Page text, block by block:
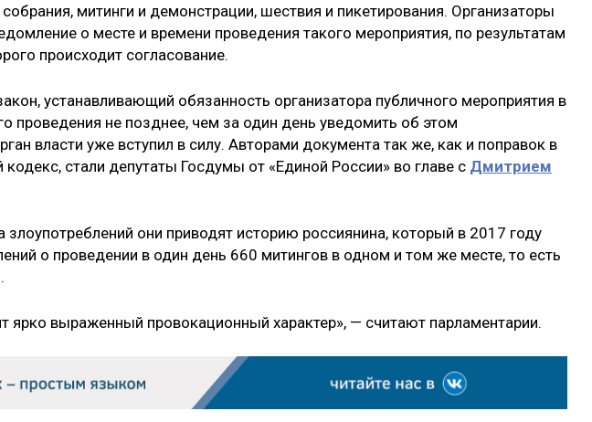
митинги и демонстрации, шествия и пикетирования. Организаторы
о месте и времени проведения такого мероприятия, по результатам
происходит согласование.
устанавливающий обязанность организатора публичного мероприятия в
проведения не позднее, чем за один день уведомить об этом
власти уже вступил в силу. Авторами документа так же, как и поправок в
стали депутаты Госдумы от «Единой России» во главе с Дмитрием
злоупотреблений они приводят историю россиянина, который в 2017 году
о проведении в один день 660 митингов в одном и том же месте, то есть
ярко выраженный провокационный характер», — считают парламентарии.